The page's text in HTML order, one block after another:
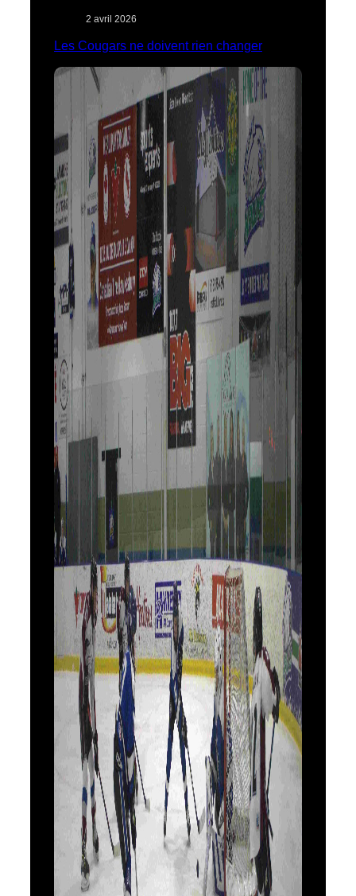
2 avril 2026
Les Cougars ne doivent rien changer